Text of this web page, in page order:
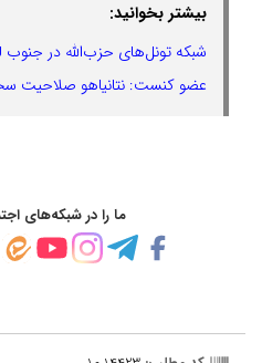
بیشتر بخوانید:
شبکه تونل‌های حزب‌الله در جنوب
عضو کنست: نتانیاهو صلاحیت
ما را در شبکه‌های